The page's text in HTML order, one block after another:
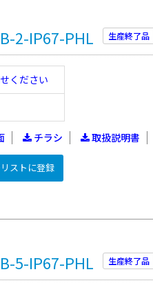
2-IP67-PHL 生産終了品
ください
チラシ 取扱説明書
ストに登録
5-IP67-PHL 生産終了品